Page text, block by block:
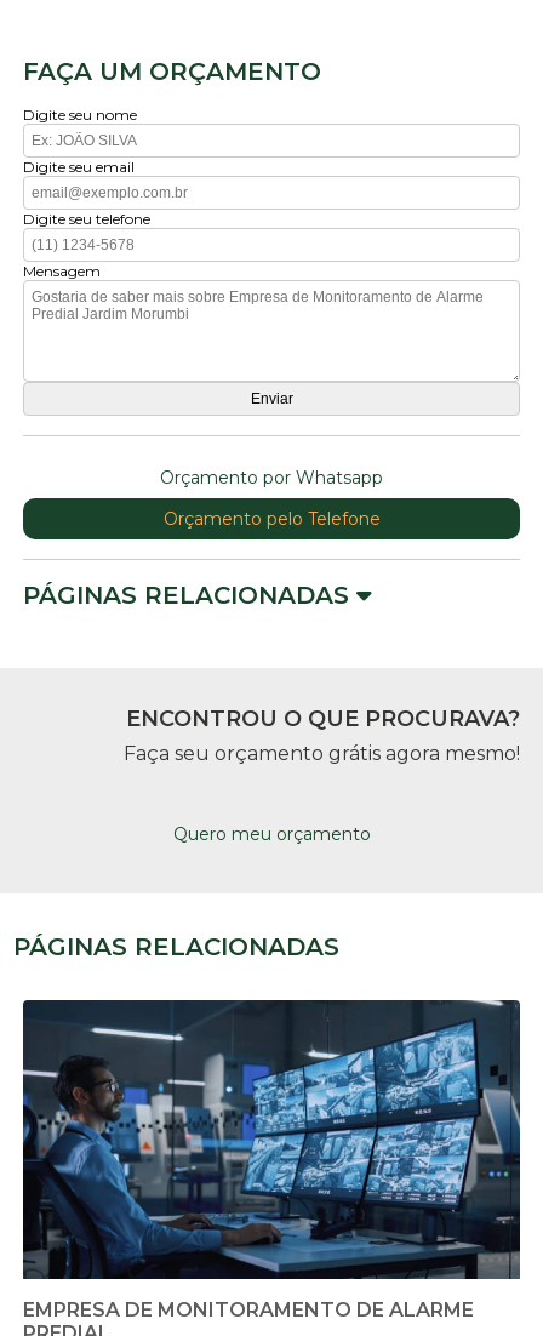
FAÇA UM ORÇAMENTO
Digite seu nome
Digite seu email
Digite seu telefone
Mensagem
Orçamento por Whatsapp
Orçamento pelo Telefone
PÁGINAS RELACIONADAS
ENCONTROU O QUE PROCURAVA?
Faça seu orçamento grátis agora mesmo!
Quero meu orçamento
PÁGINAS RELACIONADAS
EMPRESA DE MONITORAMENTO DE ALARME